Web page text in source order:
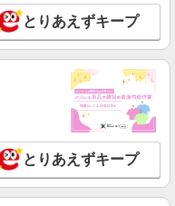
とりあえずキープ
とりあえずキープ